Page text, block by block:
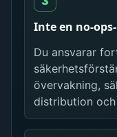
Inte en no-
Du ansvarar
övervakning,
distribution